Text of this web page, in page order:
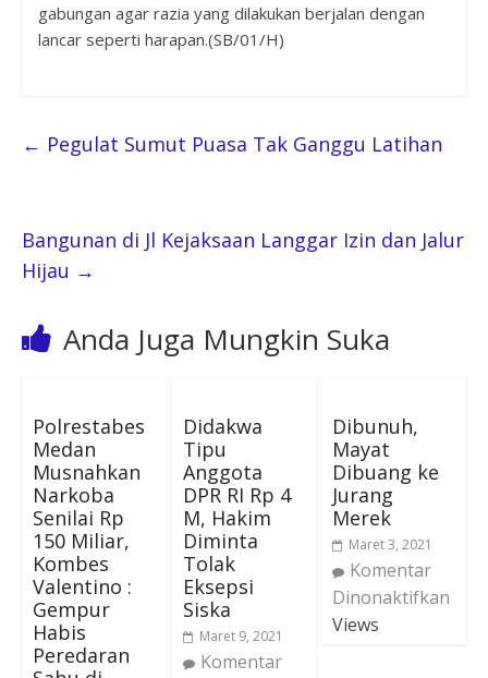
gabungan agar razia yang dilakukan berjalan dengan
lancar seperti harapan.(SB/01/H)
← Pegulat Sumut Puasa Tak Ganggu Latihan
Bangunan di Jl Kejaksaan Langgar Izin dan Jalur
Hijau →
Anda Juga Mungkin Suka
Polrestabes
Medan
Musnahkan
Narkoba
Senilai Rp
150 Miliar,
Kombes
Valentino :
Gempur
Habis
Peredaran
Didakwa
Tipu
Anggota
DPR RI Rp 4
M, Hakim
Diminta
Tolak
Eksepsi
Siska
Maret 9, 2021
Komentar
Dibunuh,
Mayat
Dibuang ke
Jurang
Merek
Maret 3, 2021
Komentar
Dinonaktifkan
Views